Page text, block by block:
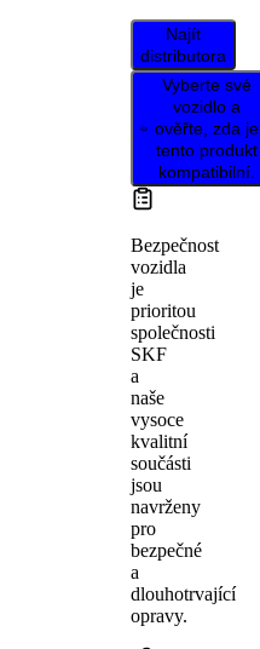
Najít
distributora
Vyberte své
vozidlo a
ověřte, zda je
tento produkt
kompatibilní.
Bezpečnost
vozidla
je
prioritou
společnosti
SKF
a
naše
vysoce
kvalitní
součásti
jsou
navrženy
pro
bezpečné
a
dlouhotrvající
opravy.